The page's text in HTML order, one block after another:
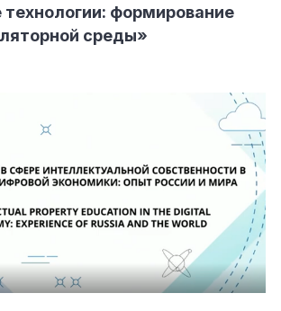
технологии: формирование
среды»